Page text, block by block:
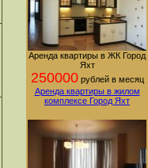
Аренда квартиры в ЖК Город
Яхт
250000рублей в месяц
Аренда квартиры в жилом
комплексе Город Яхт